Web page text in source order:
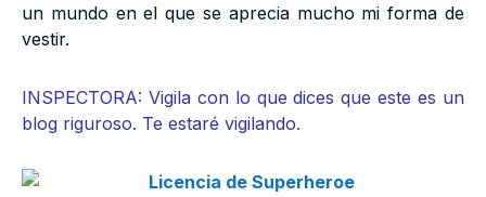
un mundo en el que se aprecia mucho mi forma de
vestir.
INSPECTORA: Vigila con lo que dices que este es un
blog riguroso. Te estaré vigilando.